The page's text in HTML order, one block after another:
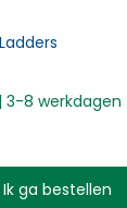
3-8 werkdagen
Ik ga bestellen